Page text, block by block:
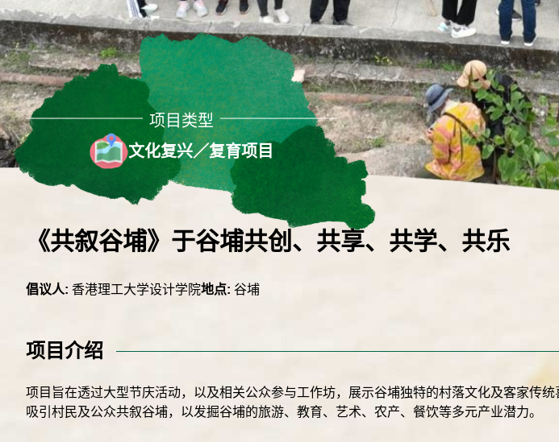
项目类型
文化复兴／复育项目
《共叙谷埔》于谷埔共创、共享、共学、共乐
倡议人: 香港理工大学设计学院地点: 谷埔
项目介绍
项目旨在透过大型节庆活动，以及相关公众参与工作坊，展示谷埔独特的村落文化及客家传统
吸引村民及公众共叙谷埔，以发掘谷埔的旅游、教育、艺术、农产、餐饮等多元产业潜力。